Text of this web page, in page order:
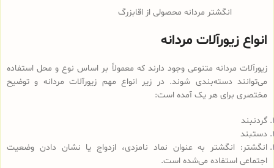
انگشتر مردانه محصولی از اقابزرگ
انواع زیورآلات مردانه
زیورآلات مردانه متنوعی وجود دارند که معمولاً بر اساس نوع و محل استفاده
می‌توانند دسته‌بندی شوند. در زیر انواع مهم زیورآلات مردانه و توضیح
مختصری برای هر یک آمده است:
گردنبند
دستبند
انگشتر: انگشتر به عنوان نماد نامزدی، ازدواج یا نشان دادن وضعیت
اجتماعی استفاده می‌شده است.